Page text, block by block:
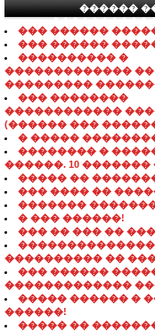
������
��� ������
��� ������
���������� �
������������� ��
���������
��� ��������
������������
(������ ���
� �����
�������� �
������. 10
����� ��
��� ���� ��
�������
� ��� ������!
��� �� ��� ��
���������� ��
��� ������
�������������
����� ������ �
������!
����� ��